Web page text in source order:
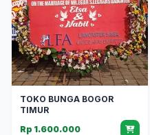
TOKO BUNGA BOGOR
TIMUR
Rp 1.600.000